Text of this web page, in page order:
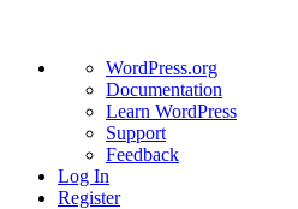
About
WordPress
WordPress.org
Documentation
Learn WordPress
Support
Feedback
Log In
Register